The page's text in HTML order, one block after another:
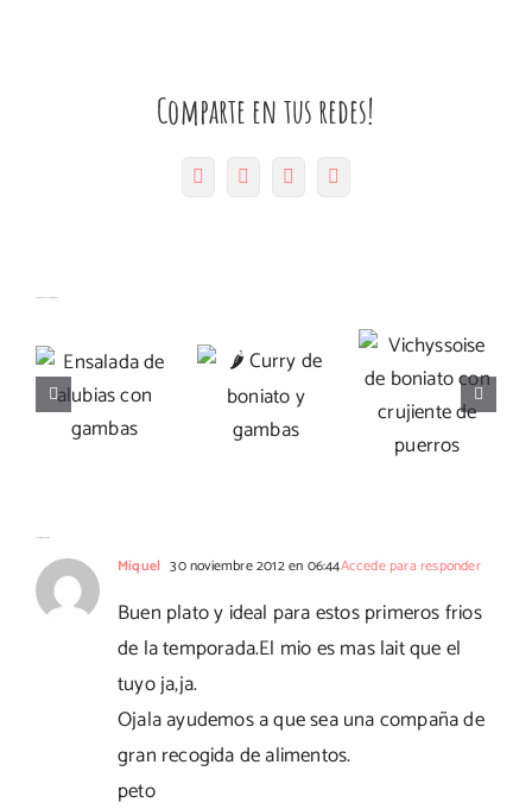
Comparte en tus redes!
FacebookTwitter Pinterest
electrónico
de alubias
con
de
boniato y
de
boniato
con
crujiente
Miquel 30 noviembre 2012 en 06:44Accede para responder
Buen plato y ideal para estos primeros frios
de la temporada.El mio es mas lait que el
tuyo ja,ja.
Ojala ayudemos a que sea una compaña de
gran recogida de alimentos.
peto